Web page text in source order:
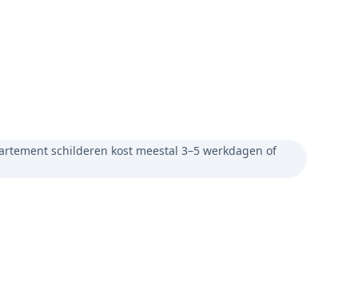
schilderen kost meestal 3–5 werkdagen of